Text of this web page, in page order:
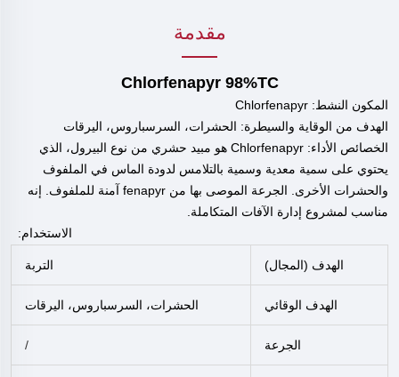
مقدمة
Chlorfenapyr 98%TC
المكون النشط: Chlorfenapyr
الهدف من الوقاية والسيطرة: الحشرات، السرسباروس، اليرقات
الخصائص الأداء: Chlorfenapyr هو مبيد حشري من نوع البيرول، الذي
يحتوي على سمية معدية وسمية بالتلامس لدودة الماس في الملفوف
والحشرات الأخرى. الجرعة الموصى بها من fenapyr آمنة للملفوف. إنه
مناسب لمشروع إدارة الآفات المتكاملة.
الاستخدام:
الهدف (المجال) التربة
الهدف الوقائي الحشرات، السرسباروس، اليرقات
الجرعة /